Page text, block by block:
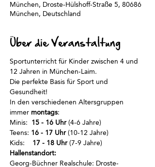
München, Droste-Hülshoff-Straße 5, 80686
München, Deutschland
Über die Veranstaltung
Sportunterricht für Kinder zwischen 4 und
12 Jahren in München-Laim.
Die perfekte Basis für Sport und
Gesundheit!
In den verschiedenen Altersgruppen
immer montags:
Minis: 15 - 16 Uhr (4-6 Jahre)
Teens: 16 - 17 Uhr (10-12 Jahre)
Kids: 17 - 18 Uhr (7-9 Jahre)
Hallenstandort:
Georg-Büchner Realschule: Droste-